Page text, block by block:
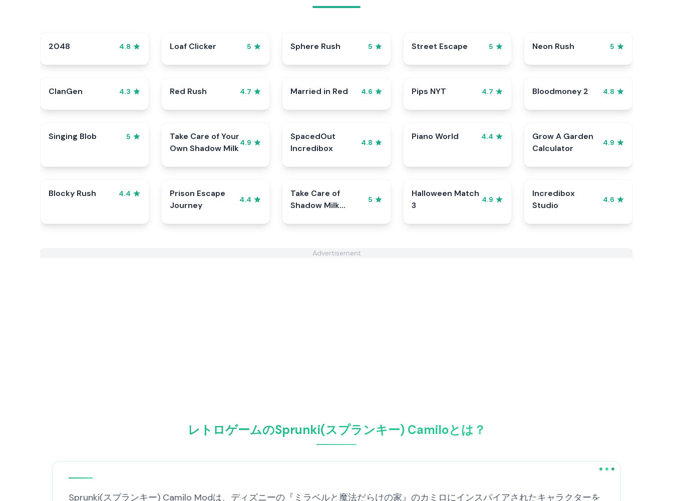
2048 4.8 Loaf Clicker 5 Sphere Rush 5 Street Escape 5 Neon Rush 5
ClanGen 4.3 Red Rush 4.7 Married in Red 4.6 Pips NYT 4.7 Bloodmoney 2 4.8
Singing Blob 5
Take Care of Your
Own Shadow Milk
4.9
SpacedOut
Incredibox
4.8
Piano World 4.4
Grow A Garden
Calculator
4.9
Blocky Rush 4.4
Prison Escape
Journey
4.4
Take Care of
Shadow Milk
5
Halloween Match
3
4.9
Incredibox
Studio
4.6
Advertisement
レトロゲームのSprunki(スプランキー) Camiloとは？
Sprunki(スプランキー) Camilo Modは、ディズニーの『ミラベルと魔法だらけの家』のカミロにインスパイアされたキャラクターを